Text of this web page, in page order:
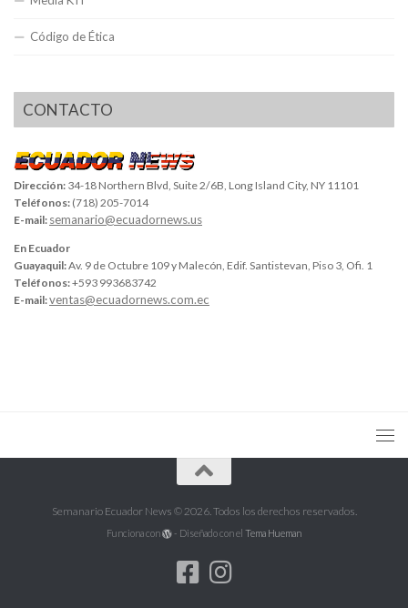
Código de Ética
CONTACTO
Dirección: 34-18 Northern Blvd, Suite 2/6B, Long Island City, NY 11101
Teléfonos: (718) 205-7014
E-mail: semanario@ecuadornews.us
En Ecuador
Guayaquil:Av. 9 de Octubre 109 y Malecón, Edif. Santistevan, Piso 3, Ofi. 1
Teléfonos:+593 993683742
E-mail:ventas@ecuadornews.com.ec
Semanario Ecuador News © 2026. Todos los derechos reservados.
Funciona con - Diseñado con el Tema Hueman